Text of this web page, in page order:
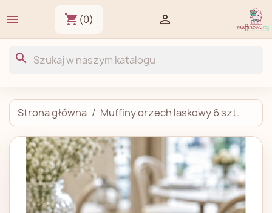
 shopping_cart (0) 
search
Strona główna Muffiny orzech laskowy 6 szt.